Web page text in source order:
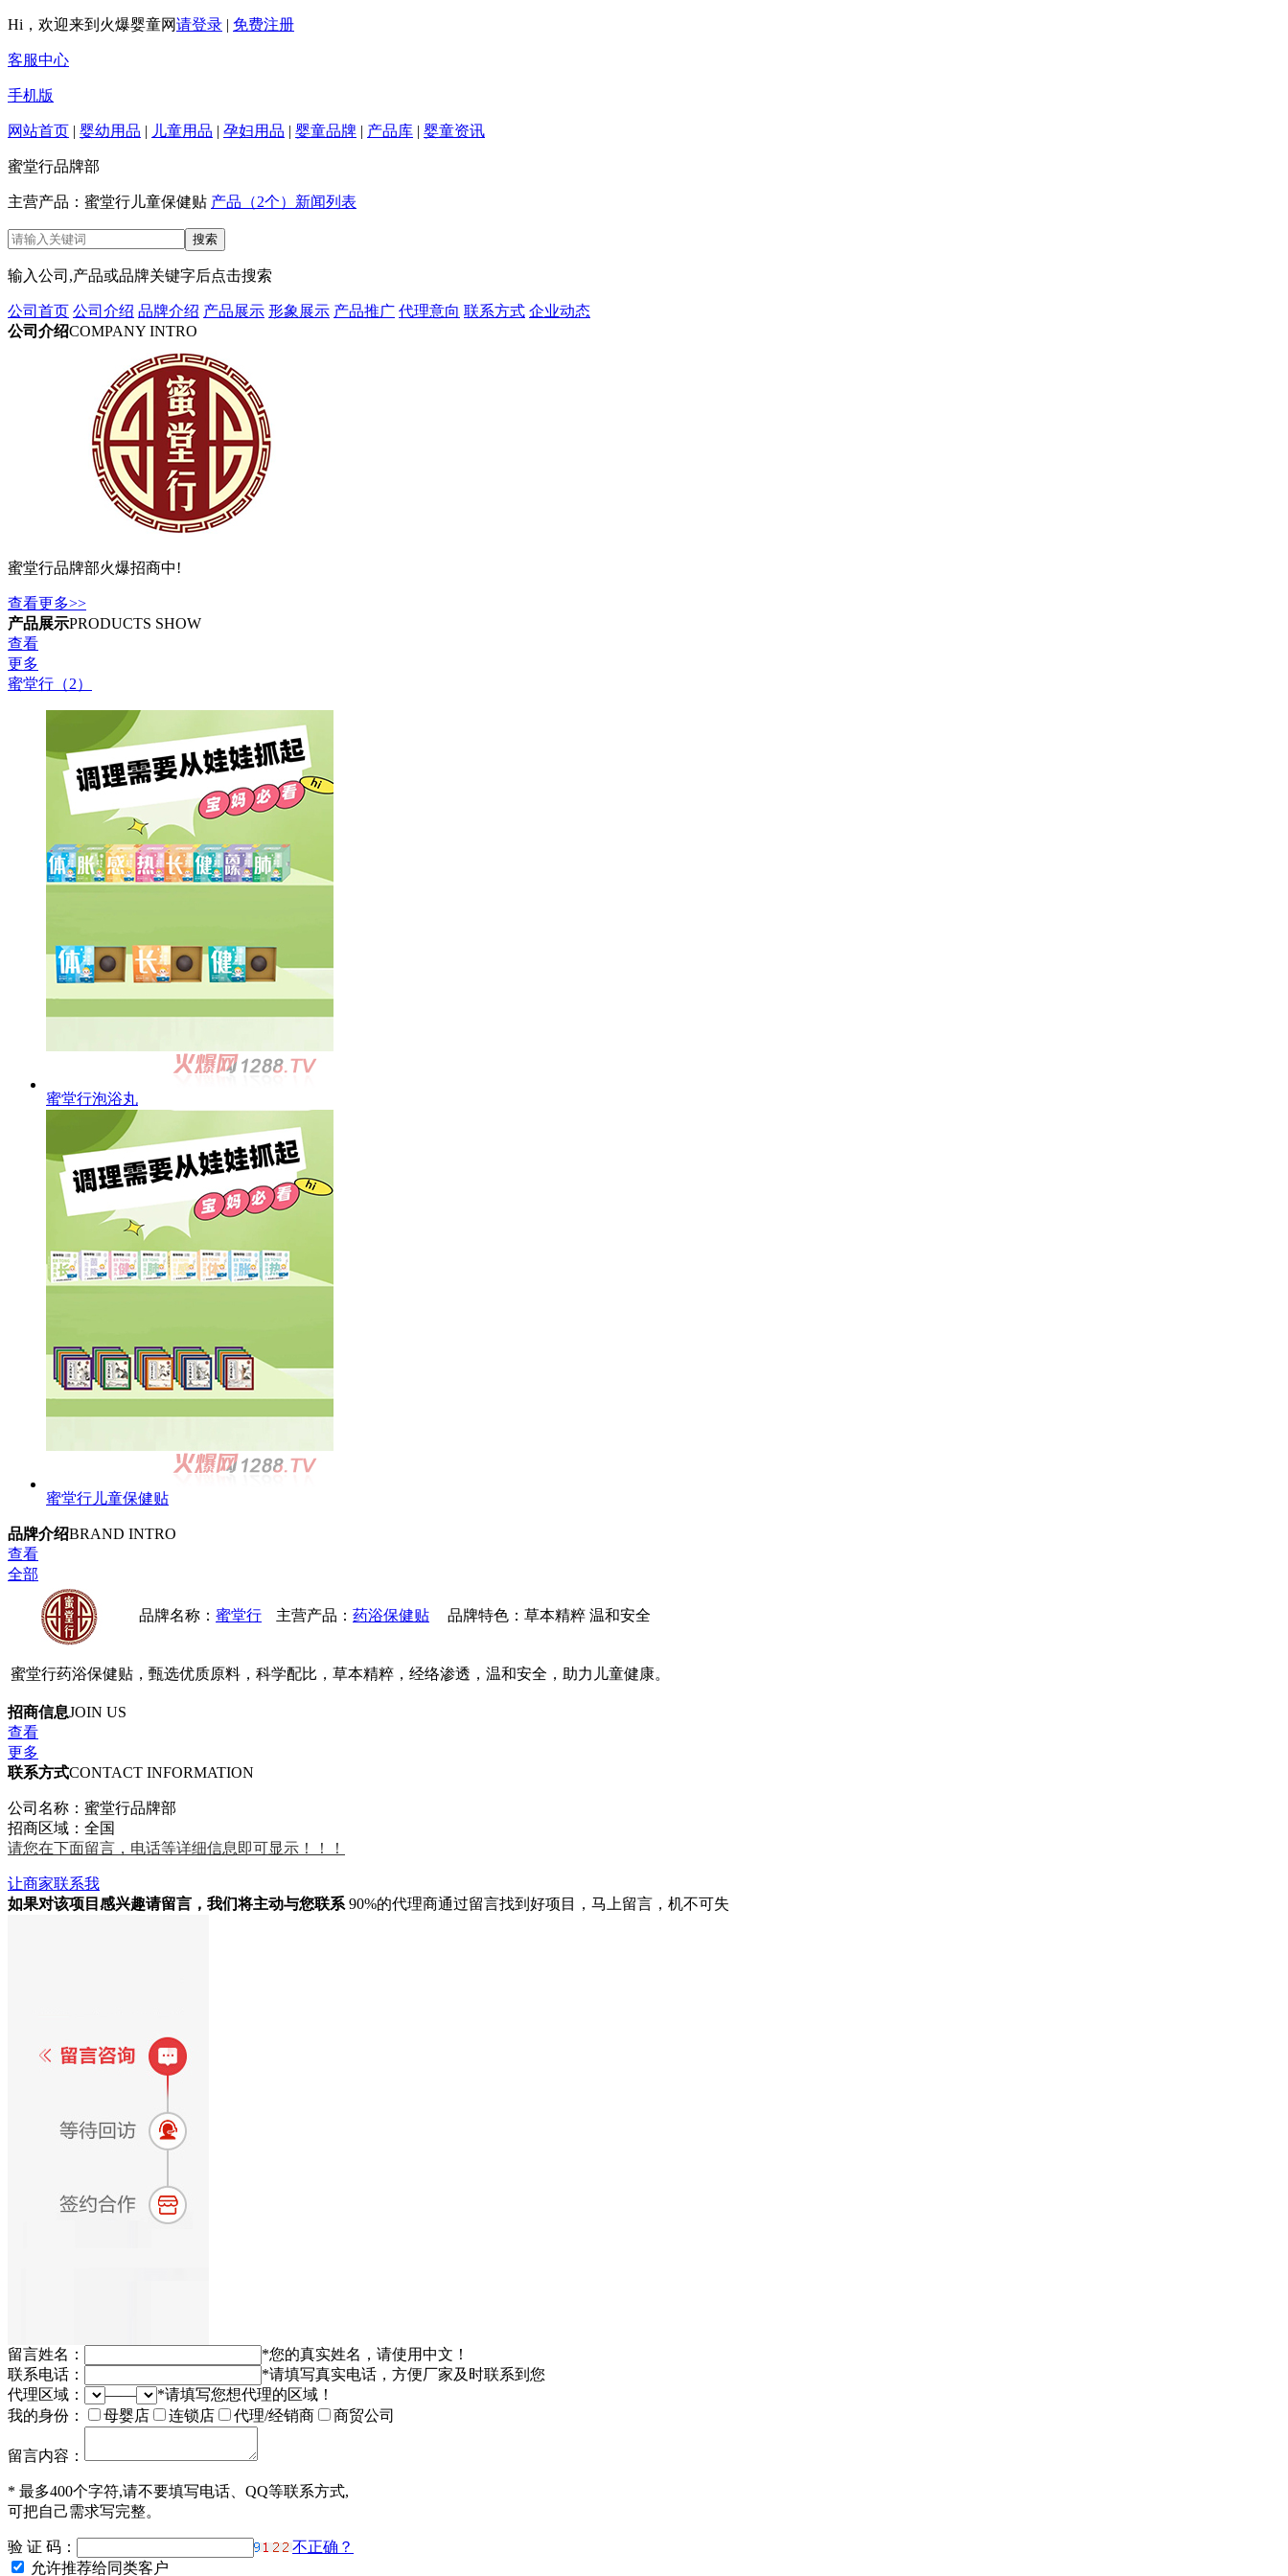
Hi，欢迎来到火爆婴童网请登录 | 免费注册
客服中心
手机版
网站首页 | 婴幼用品 | 儿童用品 | 孕妇用品 | 婴童品牌 | 产品库 | 婴童资讯
蜜堂行品牌部
主营产品：蜜堂行儿童保健贴 产品（2个） 新闻列表
输入公司,产品或品牌关键字后点击搜索
公司首页 公司介绍 品牌介绍 产品展示 形象展示 产品推广 代理意向 联系方式 企业动态
公司介绍COMPANY INTRO
蜜堂行品牌部火爆招商中!
查看更多>>
产品展示PRODUCTS SHOW
查看
更多
蜜堂行（2）
蜜堂行泡浴丸
蜜堂行儿童保健贴
品牌介绍BRAND INTRO
查看
全部
品牌名称： 蜜堂行 主营产品： 药浴保健贴 品牌特色：草本精粹 温和安全
蜜堂行药浴保健贴，甄选优质原料，科学配比，草本精粹，经络渗透，温和安全， 助力儿童健康。
招商信息JOIN US
查看
更多
联系方式CONTACT INFORMATION
公司名称：蜜堂行品牌部
招商区域：全国
请您在下面留言，电话等详细信息即可显示！！！
让商家联系我
如果对该项目感兴趣请留言 ，我们将主动与您联系 90%的代理商通过留言找到好项目，马上留言，机不可失
留言姓名： *您的真实姓名，请使用中文！
联系电话：
*请填写真实电话，方便厂家及时联系到您
代理区域：
—— *请填写您想代理的区域！
我的身份：
母婴店 连锁店 代理/经销商 商贸公司
留言内容：
* 最多400个字符,请不要填写电话、QQ等联系方式,
可把自己需求写完整。
验 证 码：
不正确？
允许推荐给同类客户